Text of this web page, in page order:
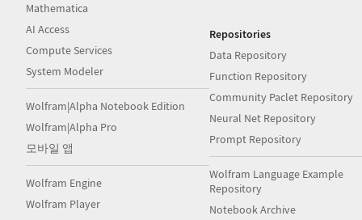
Mathematica
AI Access
Compute Services
System Modeler
Wolfram|Alpha Notebook Edition
Wolfram|Alpha Pro
모바일 앱
Wolfram Engine
Wolfram Player
Repositories
Data Repository
Function Repository
Community Paclet Repository
Neural Net Repository
Prompt Repository
Wolfram Language Example
Repository
Notebook Archive